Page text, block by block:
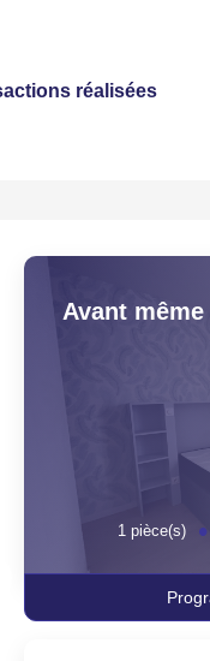
réalisées
Avant
1pièce(s)